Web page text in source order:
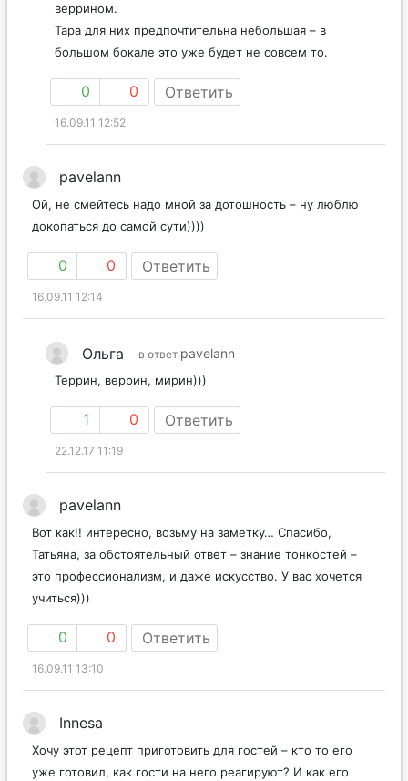
веррином.
Тара для них предпочтительна небольшая – в
большом бокале это уже будет не совсем то.
0 0 Ответить
16.09.11 12:52
pavelann
Ой, не смейтесь надо мной за дотошность – ну люблю
докопаться до самой сути))))
0 0 Ответить
16.09.11 12:14
Ольга в ответ pavelann
Террин, веррин, мирин)))
1 0 Ответить
22.12.17 11:19
pavelann
Вот как!! интересно, возьму на заметку… Спасибо,
Татьяна, за обстоятельный ответ – знание тонкостей –
это профессионализм, и даже искусство. У вас хочется
учиться)))
0 0 Ответить
16.09.11 13:10
Innesa
Хочу этот рецепт приготовить для гостей – кто то его
уже готовил, как гости на него реагируют? И как его